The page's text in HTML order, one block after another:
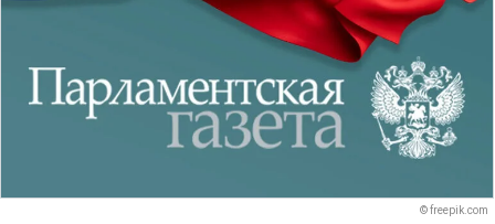
© freepik.com